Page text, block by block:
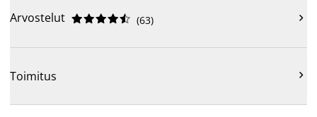
Arvostelut 




 (63) 
Toimitus 